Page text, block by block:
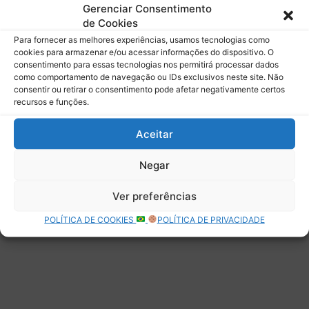
Gerenciar Consentimento
de Cookies
Para fornecer as melhores experiências, usamos tecnologias como
cookies para armazenar e/ou acessar informações do dispositivo. O
consentimento para essas tecnologias nos permitirá processar dados
como comportamento de navegação ou IDs exclusivos neste site. Não
consentir ou retirar o consentimento pode afetar negativamente certos
recursos e funções.
Aceitar
Negar
Ver preferências
POLÍTICA DE COOKIES POLÍTICA DE PRIVACIDADE
Assinar
Deixe uma resposta